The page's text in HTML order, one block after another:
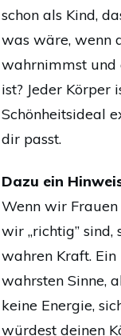
schon als Kind,
was wäre, wenn
wahrnimmst und
ist? Jeder Körper
Schönheitsideal
dir passt.
Dazu ein
Wenn wir
wir „richtig”
wahren Kraft.
wahrsten Sinne,
keine Energie,
würdest deinen